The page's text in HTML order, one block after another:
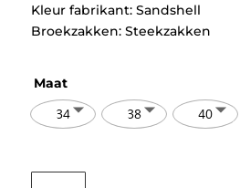
Kleur fabrikant: Sandshell
Broekzakken: Steekzakken
Maat
34 38 40